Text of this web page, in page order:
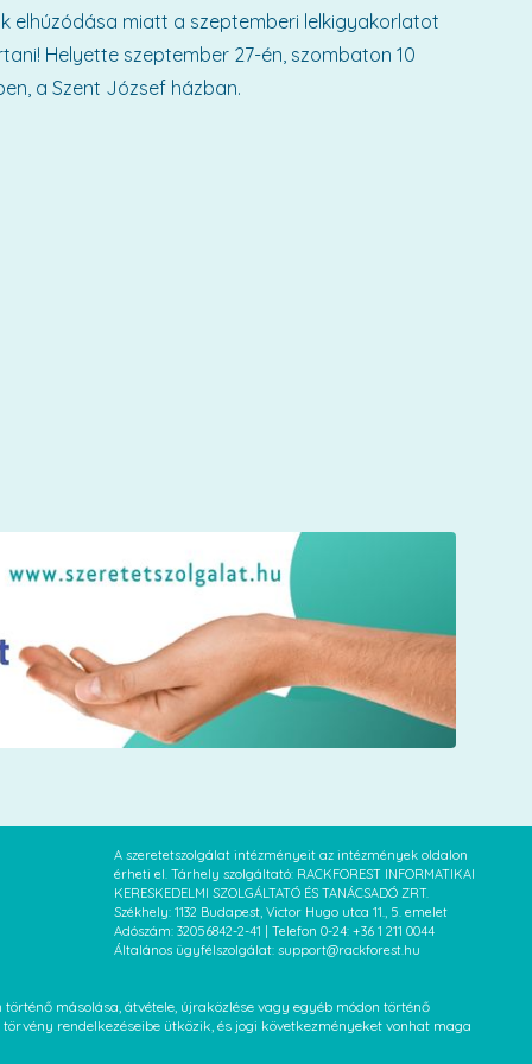
elhúzódása miatt a szeptemberi lelkigyakorlatot
Helyette szeptember 27-én, szombaton 10
a Szent József házban.
A szeretetszolgálat intézményeit az intézmények oldalon
érheti el. Tárhely szolgáltató: RACKFOREST INFORMATIKAI
KERESKEDELMI SZOLGÁLTATÓ ÉS TANÁCSADÓ ZRT.
Székhely: 1132 Budapest, Victor Hugo utca 11., 5. emelet
Adószám: 32056842-2-41 | Telefon 0-24: +36 1 211 0044
Általános ügyfélszolgálat: support@rackforest.hu
másolása, átvétele, újraközlése vagy egyéb módon történő
rendelkezéseibe ütközik, és jogi következményeket vonhat maga